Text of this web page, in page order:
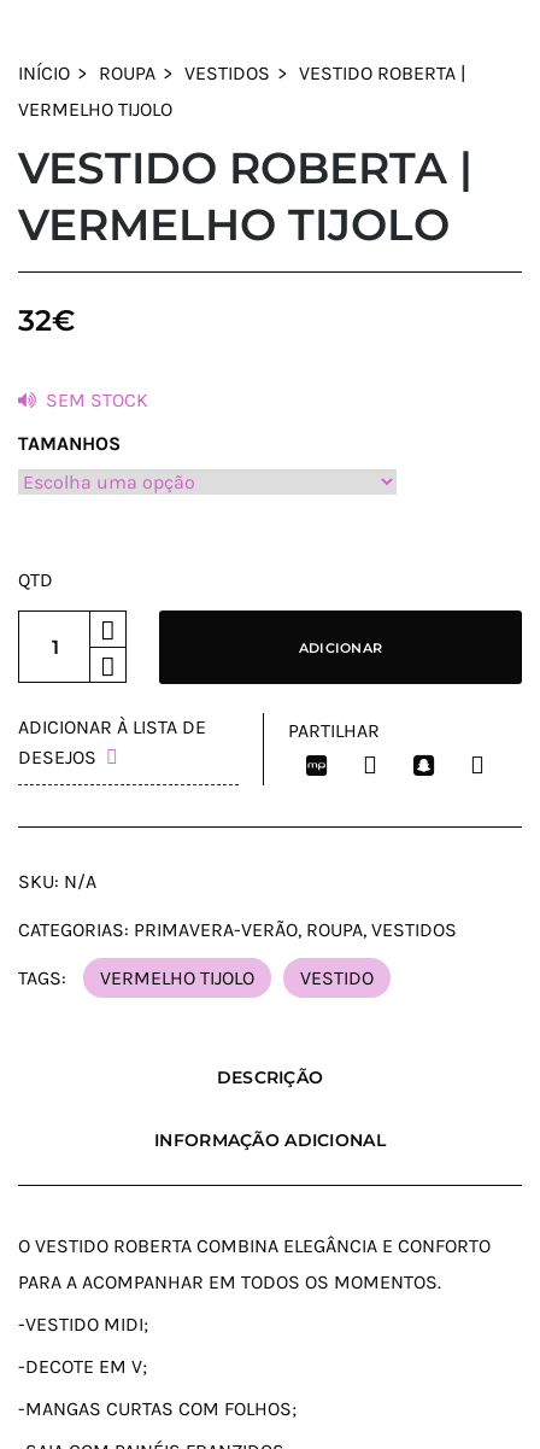
INÍCIO ROUPA VESTIDOS
VESTIDO ROBERTA |
VERMELHO TIJOLO
VESTIDO ROBERTA |
VERMELHO TIJOLO
32€
SEM STOCK
TAMANHOS
QTD
ADICIONAR
ADICIONAR À LISTA DE
DESEJOS
PARTILHAR
SKU: N/A
CATEGORIAS: PRIMAVERA-VERÃO, ROUPA, VESTIDOS
TAGS: VERMELHO TIJOLO VESTIDO
DESCRIÇÃO
INFORMAÇÃO ADICIONAL
O VESTIDO ROBERTA COMBINA ELEGÂNCIA E CONFORTO
PARA A ACOMPANHAR EM TODOS OS MOMENTOS.
-VESTIDO MIDI;
-DECOTE EM V;
-MANGAS CURTAS COM FOLHOS;